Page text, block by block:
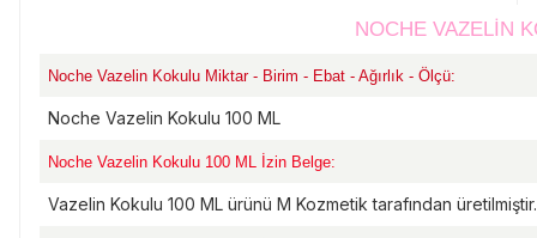
NOCHE VAZELİN
Noche Vazelin Kokulu Miktar - Birim - Ebat - Ağırlık - Ölçü:
Noche Vazelin Kokulu 100 ML
Noche Vazelin Kokulu 100 ML İzin Belge:
Vazelin Kokulu 100 ML ürünü M Kozmetik tarafından üretilmiştir.